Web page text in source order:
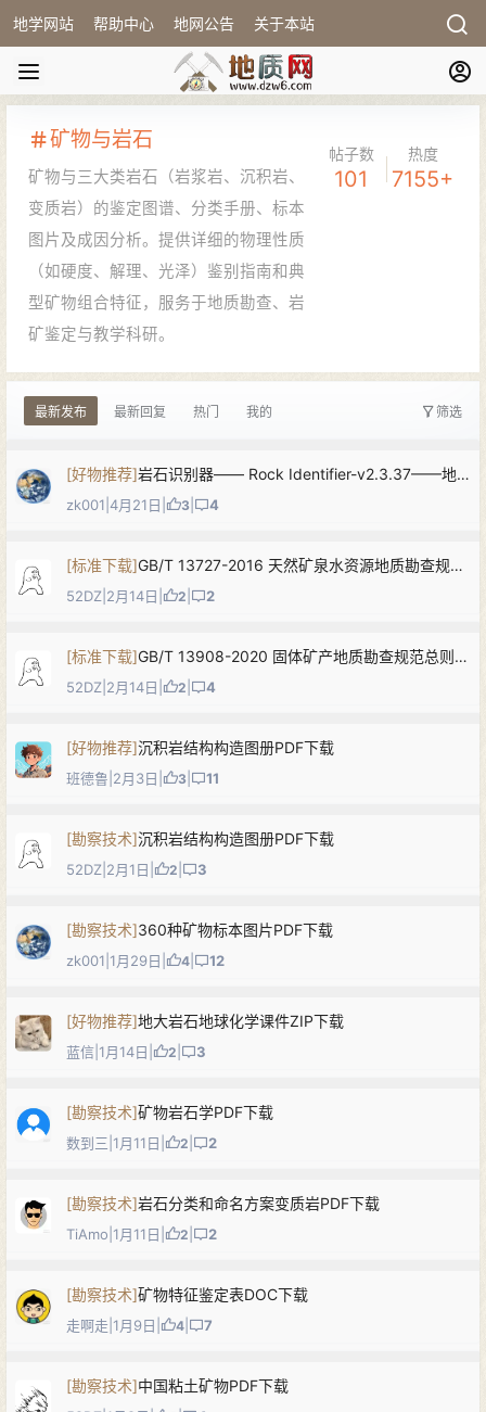
地学网站 帮助中心 地网公告 关于本站
矿物与岩石
矿物与三大类岩石（岩浆岩、沉积岩、
变质岩）的鉴定图谱、分类手册、标本
图片及成因分析。提供详细的物理性质
（如硬度、解理、光泽）鉴别指南和典
型矿物组合特征，服务于地质勘查、岩
矿鉴定与教学科研。
帖子数
101
热度
7155+
最新发布 最新回复 热门 我的 筛选
[好物推荐] 岩石识别器—— Rock Identifier-v2.3.37——地质人必备
zk001 4月21日 3 4
[标准下载] GB/T 13727-2016 天然矿泉水资源地质勘查规范PDF下载
52DZ 2月14日 2 2
[标准下载] GB/T 13908-2020 固体矿产地质勘查规范总则PDF下载
52DZ 2月14日 2 4
[好物推荐]沉积岩结构构造图册PDF下载
班德鲁 2月3日 3 11
[勘察技术]沉积岩结构构造图册PDF下载
52DZ 2月1日 2 3
[勘察技术]360种矿物标本图片PDF下载
zk001 1月29日 4 12
[好物推荐]地大岩石地球化学课件ZIP下载
蓝信 1月14日 2 3
[勘察技术]矿物岩石学PDF下载
数到三 1月11日 2 2
[勘察技术]岩石分类和命名方案变质岩PDF下载
TiAmo 1月11日 2 2
[勘察技术]矿物特征鉴定表DOC下载
走啊走 1月9日 4 7
[勘察技术]中国粘土矿物PDF下载